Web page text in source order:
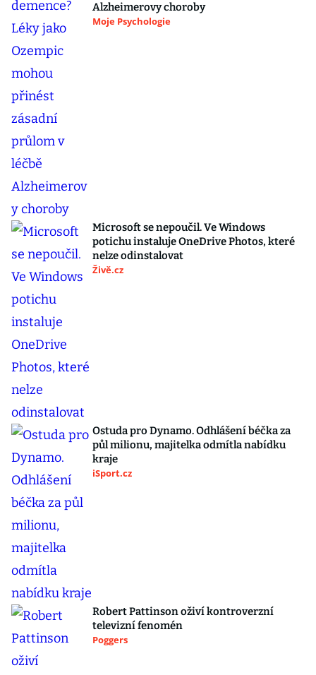
Alzheimerovy choroby
Moje Psychologie
Microsoft se nepoučil. Ve Windows
potichu instaluje OneDrive Photos, které
nelze odinstalovat
Živě.cz
Ostuda pro Dynamo. Odhlášení béčka za
půl milionu, majitelka odmítla nabídku
kraje
iSport.cz
Robert Pattinson oživí kontroverzní
televizní fenomén
Poggers